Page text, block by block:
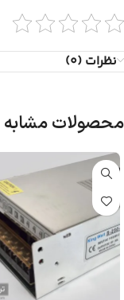
نظرات (0)
محصولات مشابه